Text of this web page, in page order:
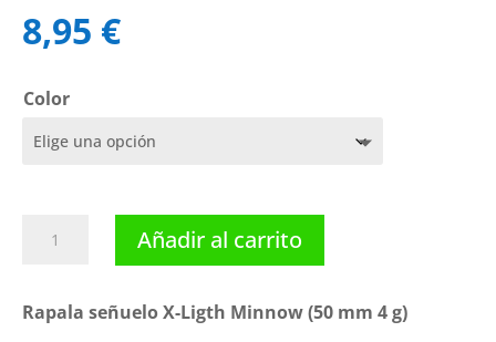
8,95 €
Color
señuelo
Ligth
Añadir al carrito
Rapala señuelo X-Ligth Minnow (50 mm 4 g)